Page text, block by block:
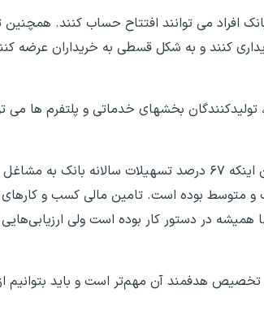
افراد می توانند افتتاح حساب کنند.
کنند و به شکل قسطی به خریداران عرضه
امیرهوشنگ عصارزاده - مدیرعامل بانک توسعه تعاون نیز با بیان اینکه ۶۷
کوچک و متوسط بوده است. تامین مالی کسب و
در دستور کار بوده است ولی
هدفمند آن مهم‌تر است و باید بتوانیم از